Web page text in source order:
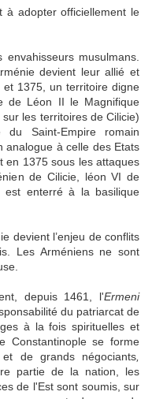
à adopter officiellement le
musulmans.
devient leur allié et
1375, un territoire digne
de Léon II le Magnifique
les territoires de Cilicie)
Saint-Empire romain
analogue à celle des Etats
en 1375 sous les attaques
de Cilicie, léon VI de
enterré à la basilique
devient l’enjeu de conflits
Les Arméniens ne sont
depuis 1461, l'Ermeni
du patriarcat de
à la fois spirituelles et
Constantinople se forme
de grands négociants
partie de la nation, les
de l'Est sont soumis, sur